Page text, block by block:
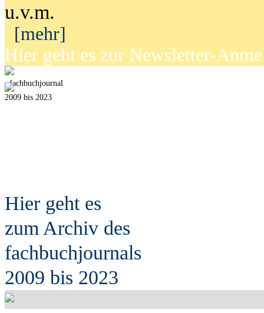
u.v.m.
[mehr]
Hier geht es zur Newsletter-
fachbuchjournal
2009 bis 2023
Hier geht es
zum Archiv des
fachbuchjournals
2009 bis 2023